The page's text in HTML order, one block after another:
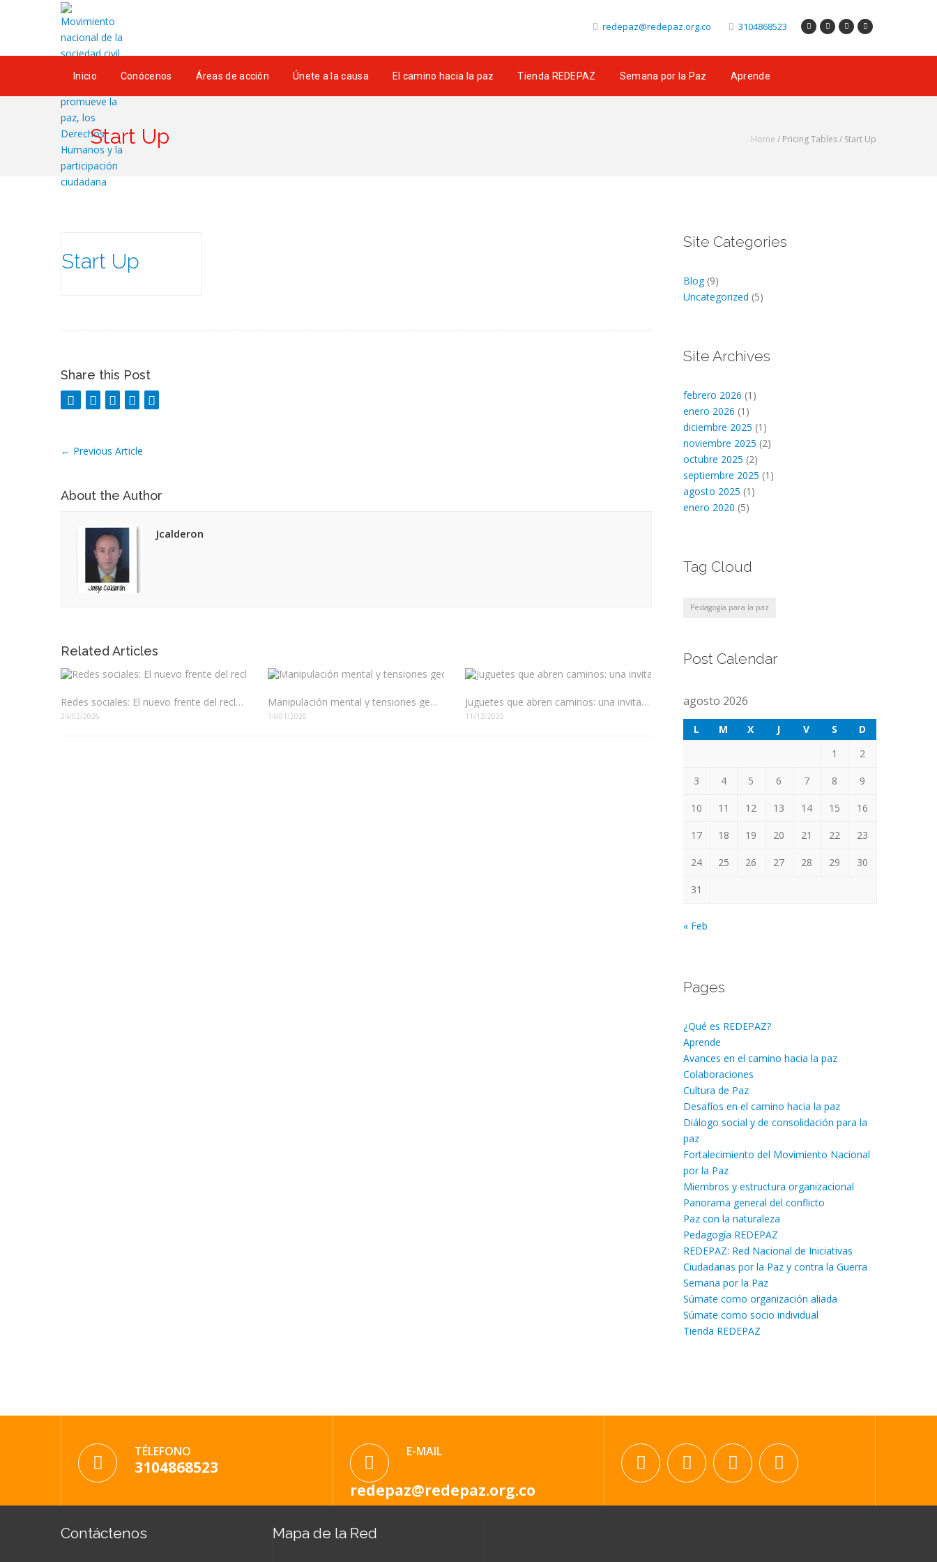
redepaz@redepaz.org.co 3104868523
Inicio Conócenos Áreas de acción Únete a la causa El camino hacia la paz Tienda REDEPAZ Semana por la Paz Aprende
Start Up Home / Pricing Tables / Start Up
Start Up
Share this Post
← Previous Article
About the Author
Jcalderon
Related Articles
Redes sociales: El nuevo frente del reclutamiento en Colombia
24/02/2026
Manipulación mental y tensiones geopolíticas: El juego de poder en América Latina
14/01/2026
Juguetes que abren caminos: una invitación a elegir mejor
11/12/2025
Site Categories
Blog(9)
Uncategorized (5)
Site Archives
febrero 2026 (1)
enero 2026 (1)
diciembre 2025 (1)
noviembre 2025 (2)
octubre 2025 (2)
septiembre 2025 (1)
agosto 2025 (1)
enero 2020 (5)
Tag Cloud
Pedagogía para la paz
Post Calendar
agosto 2026
L M X J V S
D
1
2
3 4 5 6 7 8 9
10 11 12 13 14 15 16
17 18 19 20 21 22 23
24 25 26 27 28 29 30
31
« Feb
Pages
¿Qué es REDEPAZ?
Aprende
Avances en el camino hacia la paz
Colaboraciones
Cultura de Paz
Desafíos en el camino hacia la paz
Diálogo social y de consolidación para la
paz
Fortalecimiento del Movimiento Nacional
por la Paz
Miembros y estructura organizacional
Panorama general del conflicto
Paz con la naturaleza
Pedagogía REDEPAZ
REDEPAZ: Red Nacional de Iniciativas
Ciudadanas por la Paz y contra la Guerra
Semana por la Paz
Súmate como organización aliada
Súmate como socio individual
Tienda REDEPAZ
TÉLEFONO
3104868523
E-MAIL
redepaz@redepaz.org.co
Contáctenos Mapa de la Red